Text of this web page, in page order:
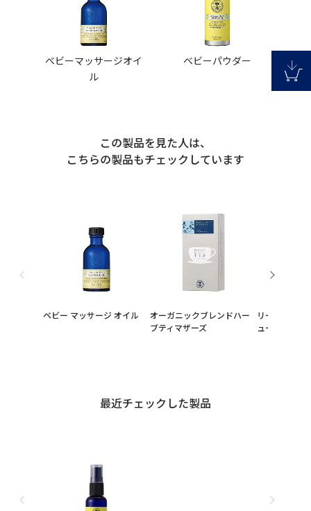
ベビーマッサージオイ
ル
ベビーパウダー
この製品を見た人は、
こちらの製品もチェックしています
ベビー マッサージ オイル
オーガニックブレンドハー
ブティマザーズ
リードフレグ
ューザー バ
最近チェックした製品